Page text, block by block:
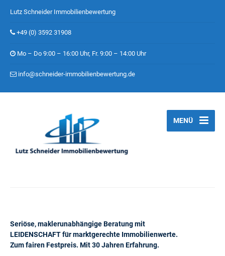
Lutz Schneider Immobilienbewertung
+49 (0) 3592 31908
Mo – Do 9:00 – 16:00 Uhr, Fr. 9:00 – 14:00 Uhr
info@schneider-immobilienbewertung.de
Seriöse, maklerunabhängige Beratung mit
LEIDENSCHAFT für marktgerechte Immobilienwerte.
Zum fairen Festpreis. Mit 30 Jahren Erfahrung.
MENÜ